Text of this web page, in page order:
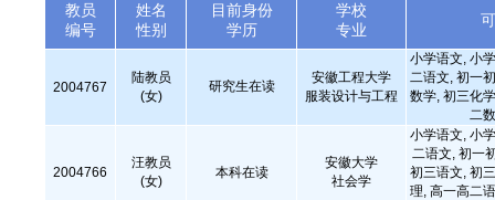
教员
编号
姓名
性别
目前身份
学历
学校
专业
2004767
陆教员
(女)
研究生在读
安徽工程大学
服装设计与工程
小学语文, 小
二语文, 初一
数学, 初三化
二
2004766
汪教员
(女)
本科在读
安徽大学
社会学
小学语文, 小
二语文, 初一
初三语文, 初
理, 高一高二